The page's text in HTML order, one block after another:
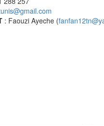
: Faouzi Ayeche (